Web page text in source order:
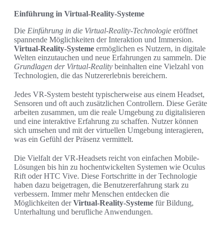
Einführung in Virtual-Reality-Systeme
Die Einführung in die Virtual-Reality-Technologie eröffnet
spannende Möglichkeiten der Interaktion und Immersion.
Virtual-Reality-Systeme ermöglichen es Nutzern, in digitale
Welten einzutauchen und neue Erfahrungen zu sammeln. Die
Grundlagen der Virtual-Reality beinhalten eine Vielzahl von
Technologien, die das Nutzererlebnis bereichern.
Jedes VR-System besteht typischerweise aus einem Headset,
Sensoren und oft auch zusätzlichen Controllern. Diese Geräte
arbeiten zusammen, um die reale Umgebung zu digitalisieren
und eine interaktive Erfahrung zu schaffen. Nutzer können
sich umsehen und mit der virtuellen Umgebung interagieren,
was ein Gefühl der Präsenz vermittelt.
Die Vielfalt der VR-Headsets reicht von einfachen Mobile-
Lösungen bis hin zu hochentwickelten Systemen wie Oculus
Rift oder HTC Vive. Diese Fortschritte in der Technologie
haben dazu beigetragen, die Benutzererfahrung stark zu
verbessern. Immer mehr Menschen entdecken die
Möglichkeiten derVirtual-Reality-Systeme für Bildung,
Unterhaltung und berufliche Anwendungen.